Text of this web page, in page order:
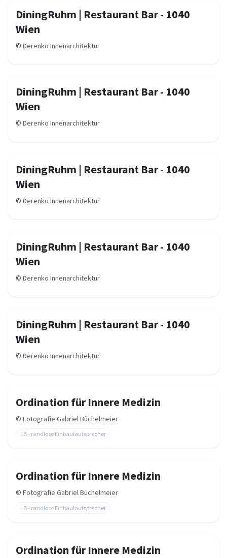
DiningRuhm | Restaurant Bar - 1040
Wien
© Derenko Innenarchitektur
DiningRuhm | Restaurant Bar - 1040
Wien
© Derenko Innenarchitektur
DiningRuhm | Restaurant Bar - 1040
Wien
© Derenko Innenarchitektur
DiningRuhm | Restaurant Bar - 1040
Wien
© Derenko Innenarchitektur
DiningRuhm | Restaurant Bar - 1040
Wien
© Derenko Innenarchitektur
Ordination für Innere Medizin
© Fotografie Gabriel Büchelmeier
LB - randlose Einbaulautsprecher
Ordination für Innere Medizin
© Fotografie Gabriel Büchelmeier
LB - randlose Einbaulautsprecher
Ordination für Innere Medizin